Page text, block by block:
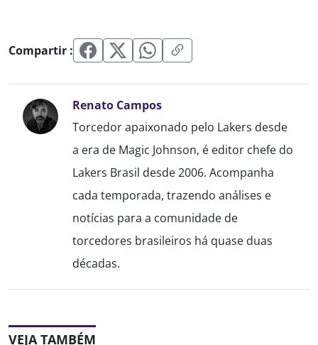
Compartir :
Renato Campos
Torcedor apaixonado pelo Lakers desde
a era de Magic Johnson, é editor chefe do
Lakers Brasil desde 2006. Acompanha
cada temporada, trazendo análises e
notícias para a comunidade de
torcedores brasileiros há quase duas
décadas.
VEJA TAMBÉM